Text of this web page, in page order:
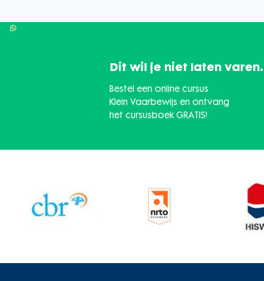
Dit wil je niet laten varen.
Bestel een online cursus
Klein Vaarbewijs en ontvang
het cursusboek GRATIS!